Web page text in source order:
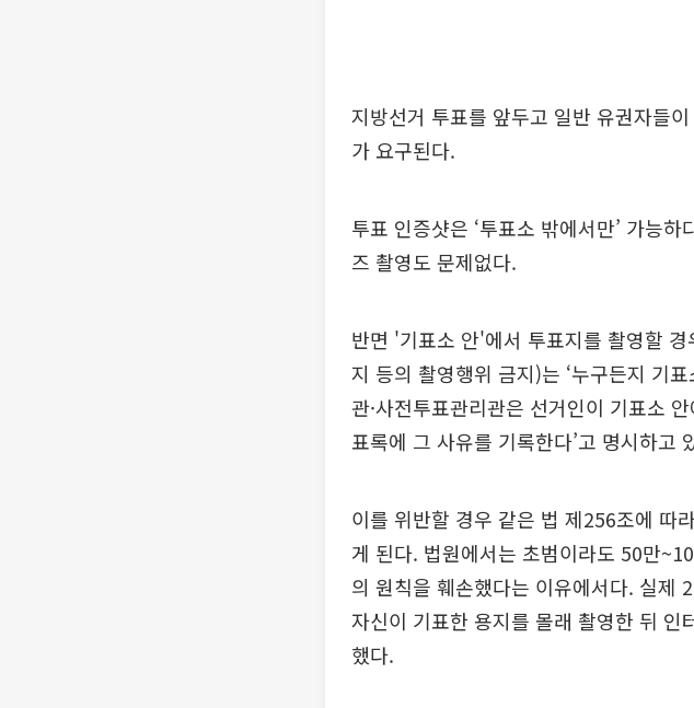
지방선거 투표를 앞두고 일반 유권자들
가 요구된다.
투표 인증샷은 ‘투표소 밖에서만’ 가능
즈 촬영도 문제없다.
반면 '기표소 안'에서 투표지를 촬영할
지 등의 촬영행위 금지)는 ‘누구든지 기
관·사전투표관리관은 선거인이 기표소
표록에 그 사유를 기록한다’고 명시하고
이를 위반할 경우 같은 법 제256조에 따
게 된다. 법원에서는 초범이라도 50만
의 원칙을 훼손했다는 이유에서다. 실제
자신이 기표한 용지를 몰래 촬영한 뒤
했다.